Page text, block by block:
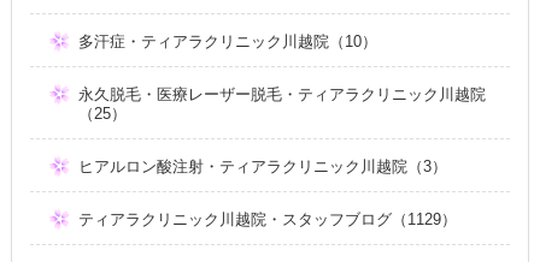
多汗症・ティアラクリニック川越院（10）
永久脱毛・医療レーザー脱毛・ティアラクリニック川越院
（25）
ヒアルロン酸注射・ティアラクリニック川越院（3）
ティアラクリニック川越院・スタッフブログ（1129）